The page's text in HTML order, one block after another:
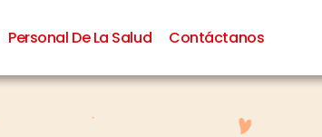
Personal De La Salud Contáctanos